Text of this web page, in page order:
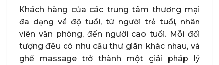
Khách hàng của các trung tâm thương mại
đa dạng về độ tuổi, từ người trẻ tuổi, nhân
viên văn phòng, đến người cao tuổi. Mỗi đối
tượng đều có nhu cầu thư giãn khác nhau, và
ghế massage trở thành một giải pháp lý